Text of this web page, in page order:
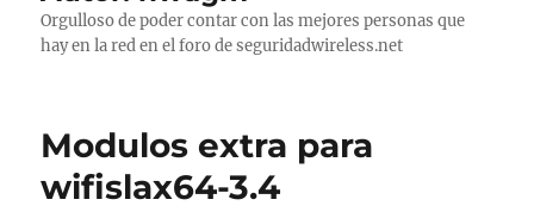
Orgulloso de poder contar con las mejores personas que
hay en la red en el foro de seguridadwireless.net
Modulos extra para
wifislax64-3.4